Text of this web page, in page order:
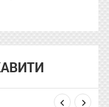
prev
next